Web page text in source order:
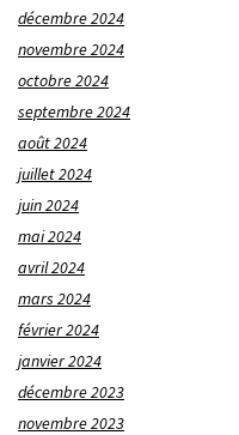
décembre 2024
novembre 2024
octobre 2024
septembre 2024
août 2024
juillet 2024
juin 2024
mai 2024
avril 2024
mars 2024
février 2024
janvier 2024
décembre 2023
novembre 2023